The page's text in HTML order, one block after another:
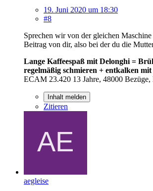
19. Juni 2020 um 18:30
#8
Sprechen wir von der gleichen
Beitrag von dir, also bei der du die
Lange Kaffeespaß mit Delonghi =
regelmäßig schmieren + entkalken
ECAM 23.420 13 Jahre, 48000 Bezüge,
Inhalt melden
Zitieren
aegleise